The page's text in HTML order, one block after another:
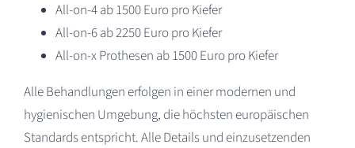
All-on-4 ab 1500 Euro pro Kiefer
All-on-6 ab 2250 Euro pro Kiefer
All-on-x Prothesen ab 1500 Euro pro Kiefer
Alle Behandlungen erfolgen in einer modernen und
hygienischen Umgebung, die höchsten europäischen
Standards entspricht. Alle Details und einzusetzenden